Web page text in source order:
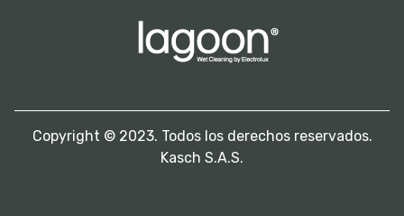
Copyright © 2023. Todos los derechos reservados.
Kasch S.A.S.